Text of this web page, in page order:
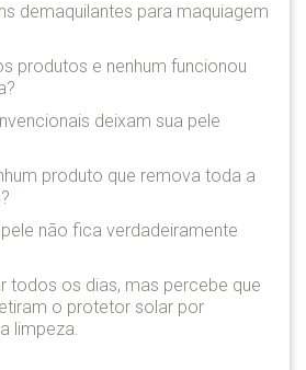
demaquilantes para maquiagem
produtos e nenhum funcionou
deixam sua pele
produto que remova toda a
não fica verdadeiramente
todos os dias, mas percebe que
o protetor solar por
limpeza.